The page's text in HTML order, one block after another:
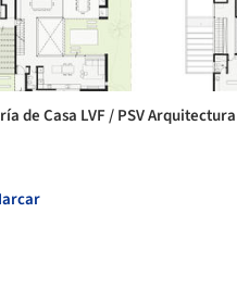
de Casa LVF / PSV